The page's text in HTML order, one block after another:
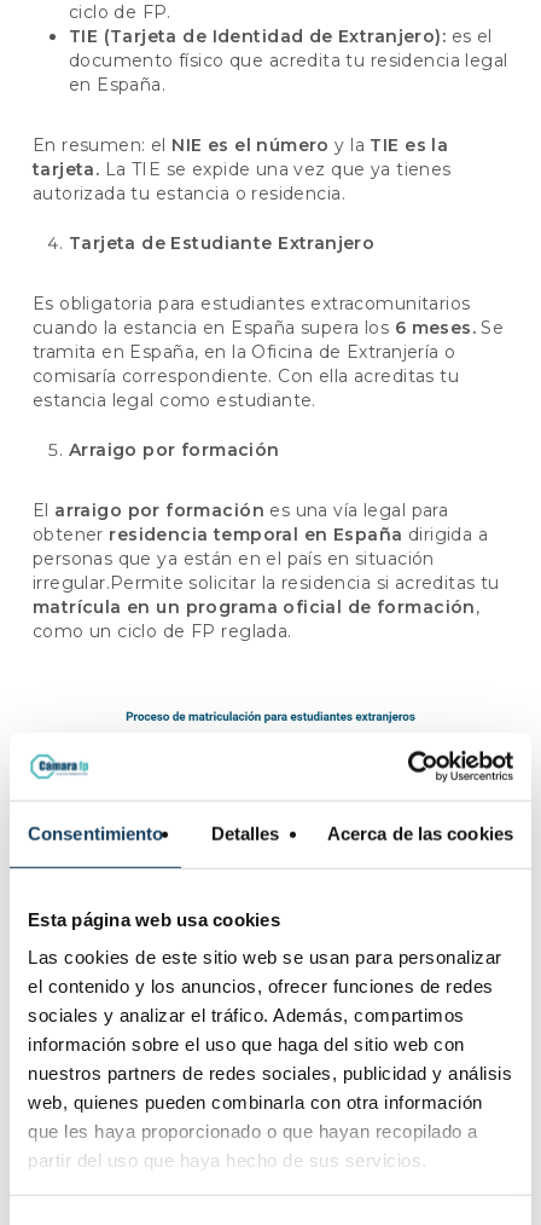
Consentimiento Detalles Acerca de las cookies
Esta página web usa cookies
Las cookies de este sitio web se usan para personalizar
el contenido y los anuncios, ofrecer funciones de redes
sociales y analizar el tráfico. Además, compartimos
información sobre el uso que haga del sitio web con
nuestros partners de redes sociales, publicidad y análisis
web, quienes pueden combinarla con otra información
que les haya proporcionado o que hayan recopilado a
partir del uso que haya hecho de sus servicios.
ciclo de FP.
TIE (Tarjeta de Identidad de Extranjero): es el
documento físico que acredita tu residencia legal
en España.
En resumen: el NIE es el númeroy la TIE es la
tarjeta. La TIE se expide una vez que ya tienes
autorizada tu estancia o residencia.
Tarjeta de Estudiante Extranjero
Es obligatoria para estudiantes extracomunitarios
cuando la estancia en España supera los 6 meses.Se
tramita en España, en la Oficina de Extranjería o
comisaría correspondiente. Con ella acreditas tu
estancia legal como estudiante.
Arraigo por formación
El arraigo por formación es una vía legal para
obtener residencia temporal en España dirigida a
personas que ya están en el país en situación
irregular.Permite solicitar la residencia si acreditas tu
matrícula en un programa oficial de formación,
como un ciclo de FP reglada.
Homologación de estudios: cómo acreditar
tu titulación previa
Otro de los grandesrequisitos para estudiar FP en
España siendo extranjeroes acreditar tu nivel
académico.
Aquí entra en juego la homologación de estudios
que es el proceso por el cual tu título extranjero se